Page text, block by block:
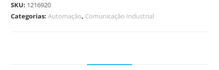
SKU: 1216920
Categorias:Automação, Comunicação Industrial